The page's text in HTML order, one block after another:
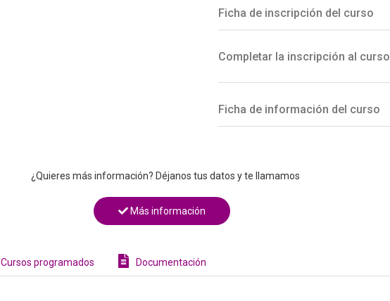
Ficha de inscripción del curso
Completar la inscripción al curso
Ficha de información del curso
¿Quieres más información? Déjanos tus datos y te llamamos
Más información
Cursos programados Documentación